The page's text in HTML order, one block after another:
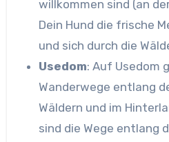
willkommen sind (an
Dein Hund die frische
und sich durch die
Usedom: Auf Usedom
Wanderwege entlang
Wäldern und im
sind die Wege entlang